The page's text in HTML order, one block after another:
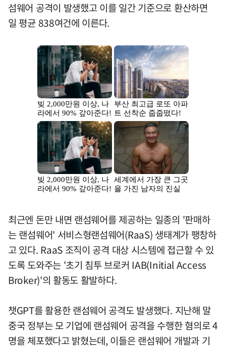
섬웨어 공격이 발생했고 이를 일간 기준으로 환산하면
일 평균 838여건에 이른다.
최근엔 돈만 내면 랜섬웨어를 제공하는 일종의 '판매하
는 랜섬웨어' 서비스형랜섬웨어(RaaS) 생태계가 팽창하
고 있다. RaaS 조직이 공격 대상 시스템에 접근할 수 있
도록 도와주는 '초기 침투 브로커 IAB(Initial Access
Broker)'의 활동도 활발하다.
챗GPT를 활용한 랜섬웨어 공격도 발생했다. 지난해 말
중국 정부는 모 기업에 랜섬웨어 공격을 수행한 혐의로 4
명을 체포했다고 밝혔는데, 이들은 랜섬웨어 개발과 기